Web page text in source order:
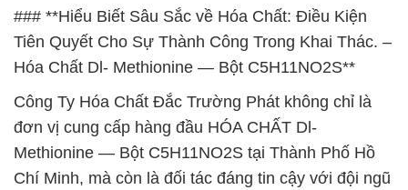
### **Hiểu Biết Sâu Sắc về Hóa Chất: Điều Kiện
Tiên Quyết Cho Sự Thành Công Trong Khai Thác. –
Hóa Chất Dl- Methionine — Bột C5H11NO2S**
Công Ty Hóa Chất Đắc Trường Phát không chỉ là
đơn vị cung cấp hàng đầu HÓA CHẤT Dl-
Methionine — Bột C5H11NO2S tại Thành Phố Hồ
Chí Minh, mà còn là đối tác đáng tin cậy với đội ngũ